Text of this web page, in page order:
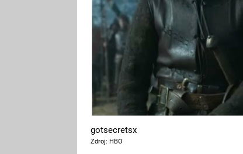
gotsecretsx
Zdroj: HBO